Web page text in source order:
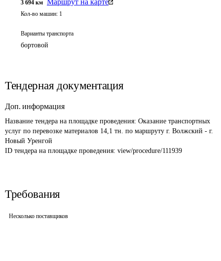
3 694 км Маршрут на карте
Кол-во машин: 1
Варианты транспорта
бортовой
Тендерная документация
Доп. информация
Название тендера на площадке проведения: Оказание транспортных
услуг по перевозке материалов 14,1 тн. по маршруту г. Волжский - г.
Новый Уренгой
ID тендера на площадке проведения: view/procedure/111939
Требования
Несколько поставщиков